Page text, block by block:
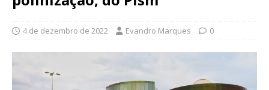
4 de dezembro de 2022 Evandro Marques 0